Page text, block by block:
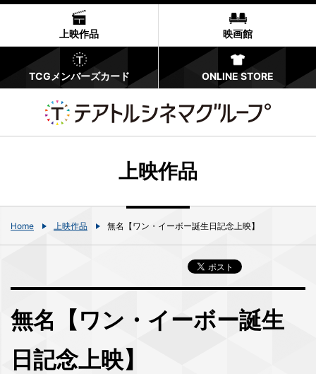
上映作品 映画館
TCGメンバーズカード ONLINE STORE
上映作品
Home 上映作品 無名【ワン・イーボー誕生日記念上映】
無名【ワン・イーボー誕生
日記念上映】